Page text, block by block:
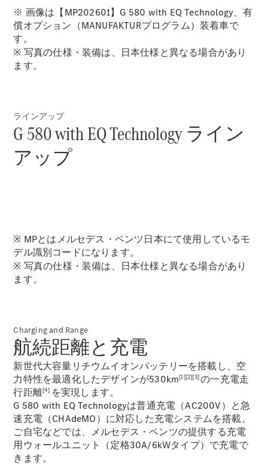
試乗リクエ
スト
オンライン
ショールー
All Coupé
Mercedes-
AMG GT 4-
Door-Coupé
Mercedes-
AMG GT
4-Door-
Coupé
New電気
試乗リクエ
スト
※ 画像は【MP202601】G 580 with EQ Technology、有
償オプション（MANUFAKTURプログラム）装着車で
す。
※ 写真の仕様・装備は、日本仕様と異なる場合があり
ます。
ラインアップ
G 580 with EQ Technology ライン
アップ
※ MPとはメルセデス・ベンツ日本にて使用しているモ
デル識別コードになります。
※ 写真の仕様・装備は、日本仕様と異なる場合があり
ます。
Charging and Range
航続距離と充電
新世代大容量リチウムイオンバッテリーを搭載し、空
力特性を最適化したデザインが530km[1][2][3]の一充電走
行距離[4] を実現します。
G 580 with EQ Technologyは普通充電（AC200V）と急
速充電（CHAdeMO）に対応した充電システムを搭載。
ご自宅などでは、メルセデス・ベンツの提供する充電
用ウォールユニット（定格30A/6kWタイプ）で充電で
きます。